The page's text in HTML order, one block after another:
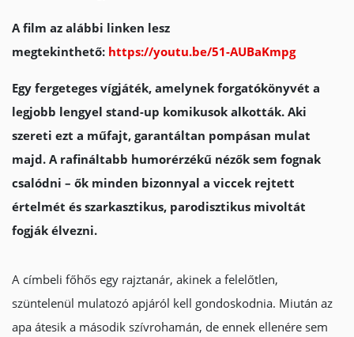
A film az alábbi linken lesz
megtekinthető: https://youtu.be/51-AUBaKmpg
Egy fergeteges vígjáték, amelynek forgatókönyvét a
legjobb lengyel stand-up komikusok alkották. Aki
szereti ezt a műfajt, garantáltan pompásan mulat
majd. A rafináltabb humorérzékű nézők sem fognak
csalódni – ők minden bizonnyal a viccek rejtett
értelmét és szarkasztikus, parodisztikus mivoltát
fogják élvezni.
A címbeli főhős egy rajztanár, akinek a felelőtlen,
szüntelenül mulatozó apjáról kell gondoskodnia. Miután az
apa átesik a második szívrohamán, de ennek ellenére sem